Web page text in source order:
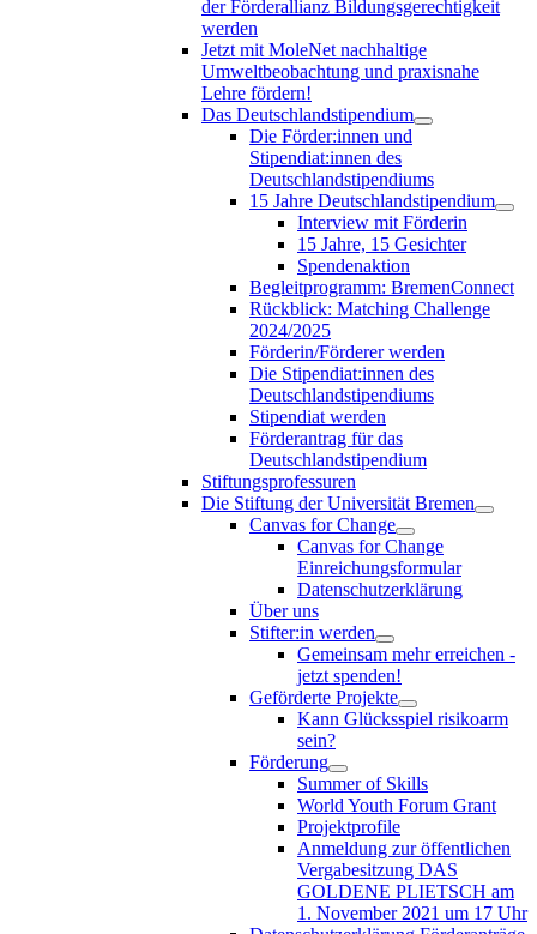
der Förderallianz Bildungsgerechtigkeit
werden
Jetzt mit MoleNet nachhaltige
Umweltbeobachtung und praxisnahe
Lehre fördern!
Das Deutschlandstipendium
Die Förder:innen und
Stipendiat:innen des
Deutschlandstipendiums
15 Jahre Deutschlandstipendium
Interview mit Förderin
15 Jahre, 15 Gesichter
Spendenaktion
Begleitprogramm: BremenConnect
Rückblick: Matching Challenge
2024/2025
Förderin/Förderer werden
Die Stipendiat:innen des
Deutschlandstipendiums
Stipendiat werden
Förderantrag für das
Deutschlandstipendium
Stiftungsprofessuren
Die Stiftung der Universität Bremen
Canvas for Change
Canvas for Change
Einreichungsformular
Datenschutzerklärung
Über uns
Stifter:in werden
Gemeinsam mehr erreichen -
jetzt spenden!
Geförderte Projekte
Kann Glücksspiel risikoarm
sein?
Förderung
Summer of Skills
World Youth Forum Grant
Projektprofile
Anmeldung zur öffentlichen
Vergabesitzung DAS
GOLDENE PLIETSCH am
1. November 2021 um 17 Uhr